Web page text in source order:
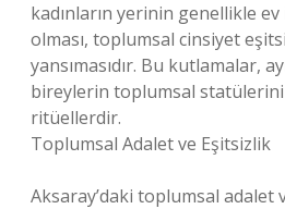
kadınların yerinin genellikle ev
olması, toplumsal cinsiyet
yansımasıdır. Bu kutlamalar,
bireylerin toplumsal
ritüellerdir.
Toplumsal Adalet ve Eşitsizlik
Aksaray’daki toplumsal adalet